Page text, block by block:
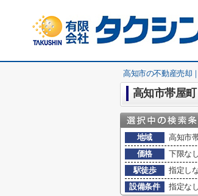
高知市の不動産売却
高知市帯屋
地域
高知市
価格
下限な
駅徒歩
指定し
設備条件
指定なし